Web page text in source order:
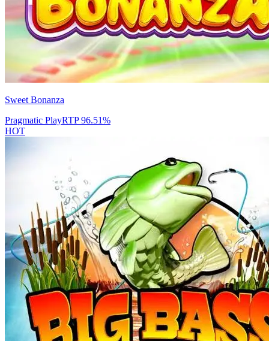
Sweet Bonanza
Pragmatic PlayRTP96.51%
HOT